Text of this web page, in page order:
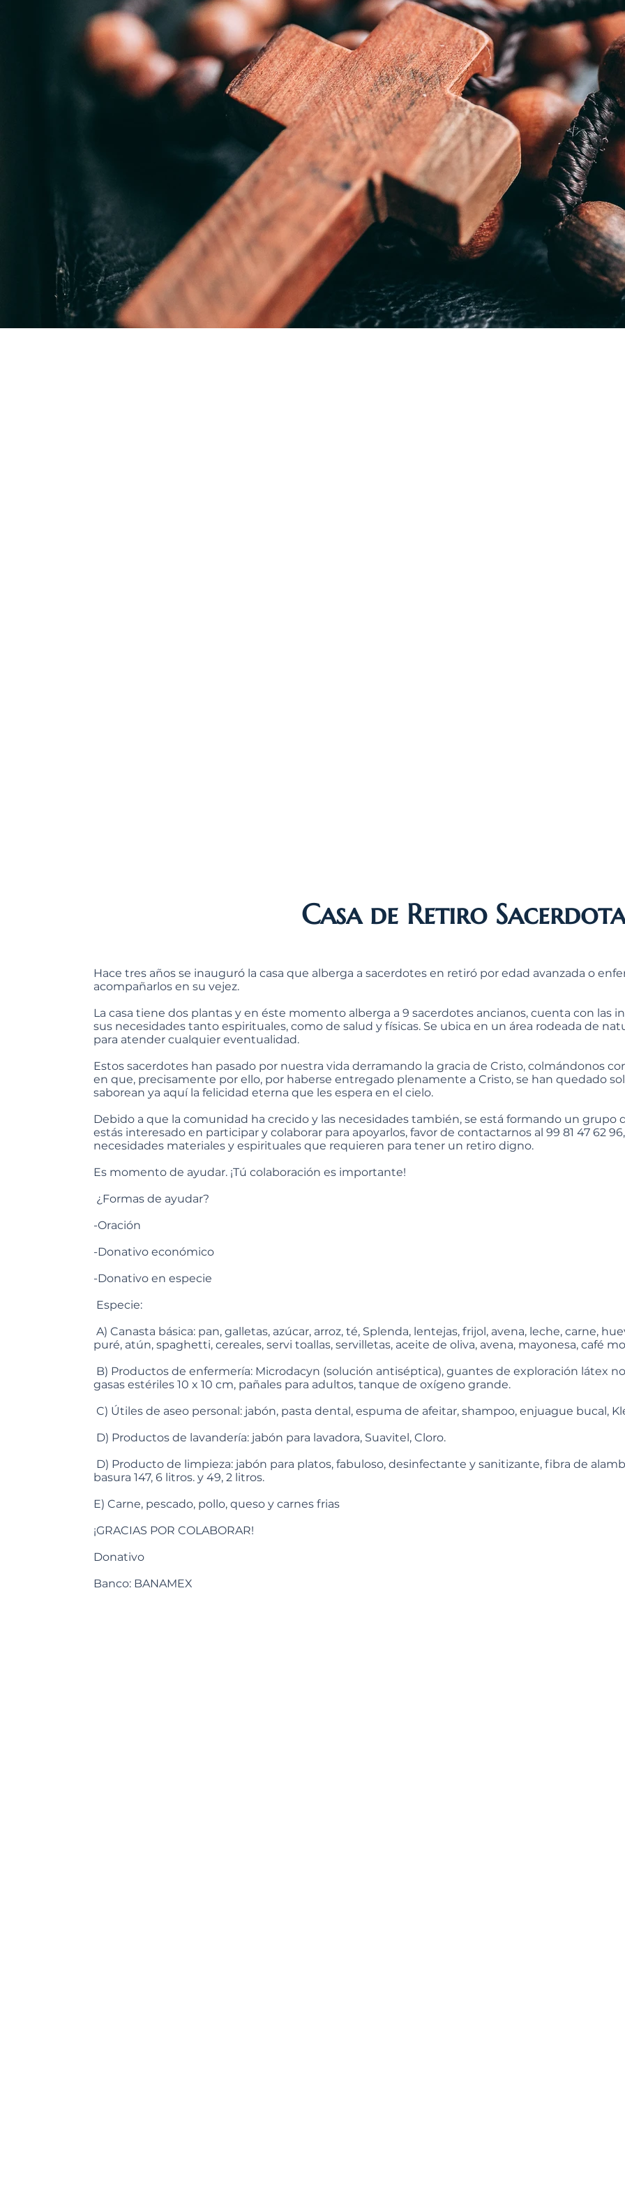
Hace tres años se inauguró la casa que alberga a sacerdotes en retiró por edad avanzada o
acompañarlos en su vejez.
La casa tiene dos plantas y en éste momento alberga a 9 sacerdotes ancianos, cuenta con las
sus necesidades tanto espirituales, como de salud y físicas. Se ubica en un área rodeada de
para atender cualquier eventualidad.
Estos sacerdotes han pasado por nuestra vida derramando la gracia de Cristo, colmándonos
en que, precisamente por ello, por haberse entregado plenamente a Cristo, se han quedado
saborean ya aquí la felicidad eterna que les espera en el cielo.
Debido a que la comunidad ha crecido y las necesidades también, se está formando un grupo
estás interesado en participar y colaborar para apoyarlos, favor de contactarnos al 99 81 47 62
necesidades materiales y espirituales que requieren para tener un retiro digno.
Es momento de ayudar. ¡Tú colaboración es importante!
¿Formas de ayudar?
-Oración
-Donativo económico
-Donativo en especie
Especie:
A) Canasta básica: pan, galletas, azúcar, arroz, té, Splenda, lentejas, frijol, avena, leche, carne,
puré, atún, spaghetti, cereales, servi toallas, servilletas, aceite de oliva, avena, mayonesa, café
B) Productos de enfermería: Microdacyn (solución antiséptica), guantes de exploración látex
gasas estériles 10 x 10 cm, pañales para adultos, tanque de oxígeno grande.
C) Útiles de aseo personal: jabón, pasta dental, espuma de afeitar, shampoo, enjuague bucal,
D) Productos de lavandería: jabón para lavadora, Suavitel, Cloro.
D) Producto de limpieza: jabón para platos, fabuloso, desinfectante y sanitizante, fibra de
basura 147, 6 litros. y 49, 2 litros.
E) Carne, pescado, pollo, queso y carnes frias
¡GRACIAS POR COLABORAR!
Donativo
Banco: BANAMEX
Casa de Retiro